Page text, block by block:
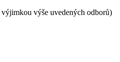
výjimkou výše uvedených odborů)